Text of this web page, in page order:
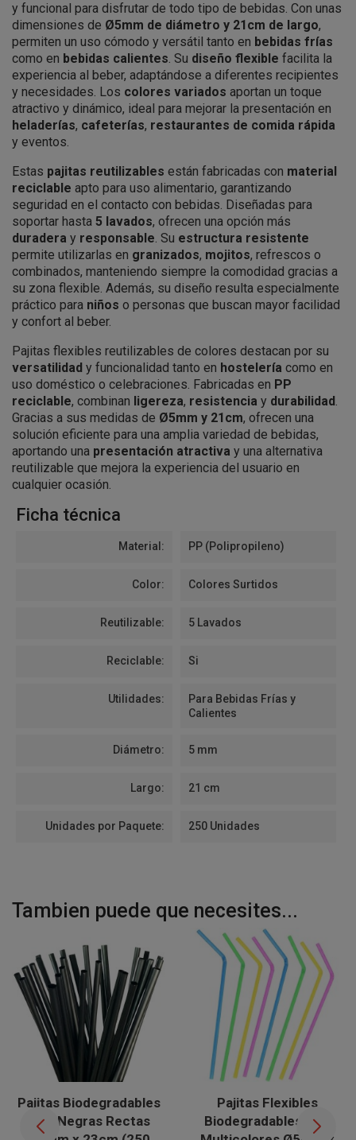
y funcional para disfrutar de todo tipo de bebidas. Con unas
dimensiones de Ø5mm de diámetro y 21cm de largo,
permiten un uso cómodo y versátil tanto en bebidas frías
como en bebidas calientes. Su diseño flexible facilita la
experiencia al beber, adaptándose a diferentes recipientes
y necesidades. Los colores variados aportan un toque
atractivo y dinámico, ideal para mejorar la presentación en
heladerías, cafeterías, restaurantes de comida rápida
y eventos.
Estas pajitas reutilizables están fabricadas con material
reciclable apto para uso alimentario, garantizando
seguridad en el contacto con bebidas. Diseñadas para
soportar hasta 5 lavados, ofrecen una opción más
duradera y responsable. Su estructura resistente
permite utilizarlas en granizados, mojitos, refrescos o
combinados, manteniendo siempre la comodidad gracias a
su zona flexible. Además, su diseño resulta especialmente
práctico para niños o personas que buscan mayor facilidad
y confort al beber.
Pajitas flexibles reutilizables de colores destacan por su
versatilidad y funcionalidad tanto en hostelería como en
uso doméstico o celebraciones. Fabricadas en PP
reciclable, combinan ligereza, resistencia y durabilidad.
Gracias a sus medidas de Ø5mm y 21cm, ofrecen una
solución eficiente para una amplia variedad de bebidas,
aportando una presentación atractiva y una alternativa
reutilizable que mejora la experiencia del usuario en
cualquier ocasión.
Ficha técnica
Material: PP (Polipropileno)
Color: Colores Surtidos
Reutilizable: 5 Lavados
Reciclable: Si
Utilidades:
Para Bebidas Frías y
Calientes
Diámetro: 5 mm
Largo: 21 cm
Unidades por Paquete: 250 Unidades
Tambien puede que necesites...
Pajitas Biodegradables
PLA Negras Rectas
Pajitas Flexibles
Biodegradables PLA